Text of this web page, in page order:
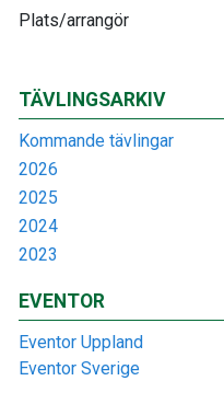
TÄVLINGSARKIV
Kommande tävlingar
2026
2025
2024
2023
EVENTOR
Eventor Uppland
Eventor Sverige
Plats/arrangör